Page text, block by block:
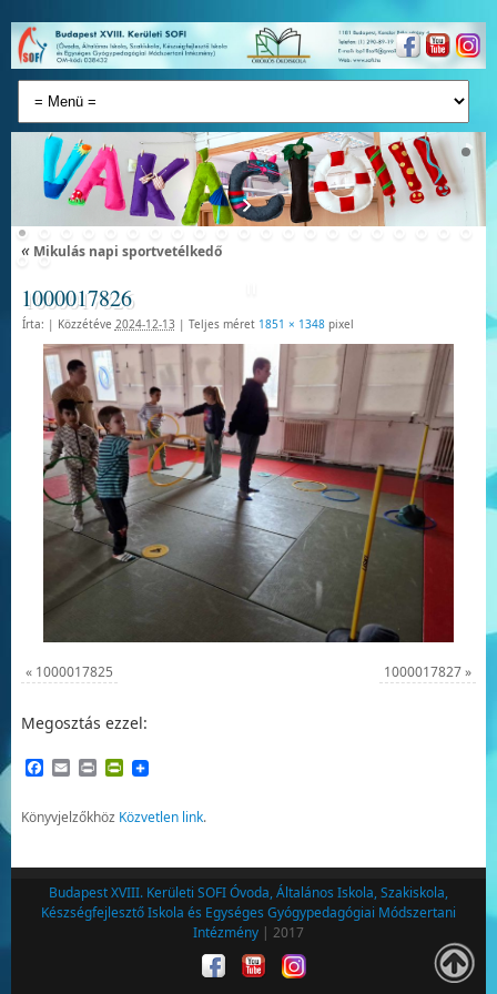
«Mikulás napi sportvetélkedő
1000017826
Írta: | Közzétéve 2024-12-13 | Teljes méret 1851 × 1348pixel
« 1000017825 1000017827»
Megosztás ezzel:
Facebook
EmailPrintPrintFriendly
Könyvjelzőkhöz Közvetlen link.
Budapest XVIII. Kerületi SOFI Óvoda, Általános Iskola, Szakiskola,
Készségfejlesztő Iskola és Egységes Gyógypedagógiai Módszertani
Intézmény | 2017